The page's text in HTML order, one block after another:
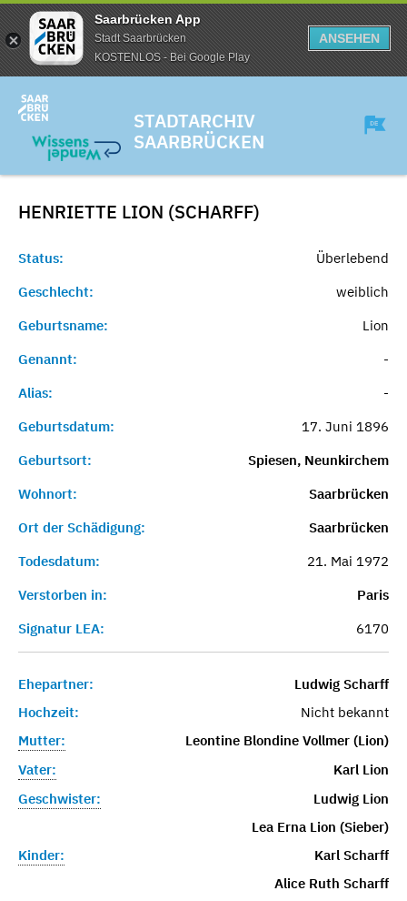
Saarbrücken App
Stadt Saarbrücken
KOSTENLOS - Bei Google Play
ANSEHEN
STADTARCHIV
SAARBRÜCKEN
HENRIETTE LION (SCHARFF)
Status:
Überlebend
Geschlecht:
weiblich
Geburtsname:
Lion
Genannt:
-
Alias:
-
Geburtsdatum:
17. Juni 1896
Geburtsort:
Spiesen, Neunkirchem
Wohnort:
Saarbrücken
Ort der Schädigung:
Saarbrücken
Todesdatum:
21. Mai 1972
Verstorben in:
Paris
Signatur LEA:
6170
Ehepartner:
Ludwig Scharff
Hochzeit:
Nicht bekannt
Mutter:
Leontine Blondine Vollmer (Lion)
Vater:
Karl Lion
Geschwister:
Ludwig Lion
Lea Erna Lion (Sieber)
Kinder:
Karl Scharff
Alice Ruth Scharff